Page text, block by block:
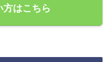
方はこちら